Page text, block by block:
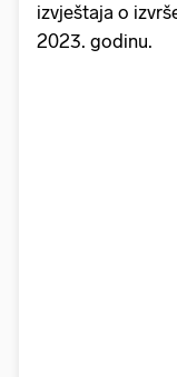
izvještaja o
2023. godinu.